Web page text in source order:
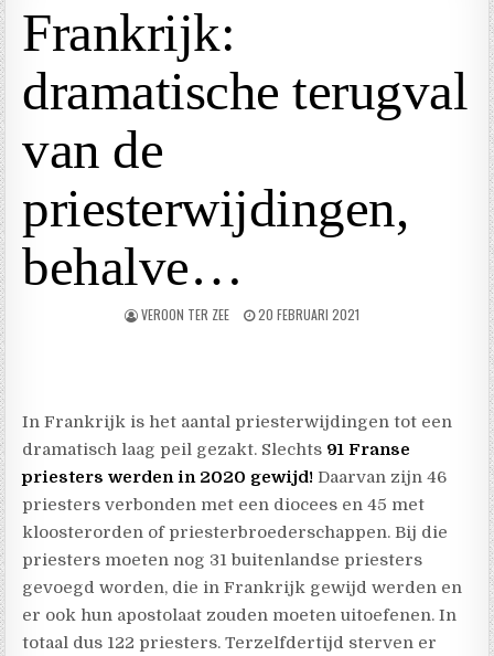
Frankrijk:
dramatische terugval
van de
priesterwijdingen,
behalve…
VEROON TER ZEE 20 FEBRUARI 2021
In Frankrijk is het aantal priesterwijdingen tot een
dramatisch laag peil gezakt. Slechts 91 Franse
priesters werden in 2020 gewijd! Daarvan zijn 46
priesters verbonden met een diocees en 45 met
kloosterorden of priesterbroederschappen. Bij die
priesters moeten nog 31 buitenlandse priesters
gevoegd worden, die in Frankrijk gewijd werden en
er ook hun apostolaat zouden moeten uitoefenen. In
totaal dus 122 priesters. Terzelfdertijd sterven er